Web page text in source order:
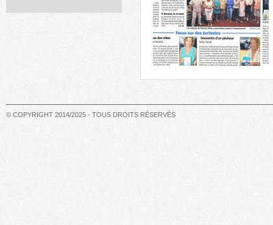
© COPYRIGHT 2014/2025 - TOUS DROITS RÉSERVÉS